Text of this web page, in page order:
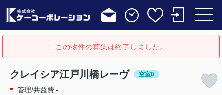
この物件の募集は終了しました。
クレイシア江戸川橋レーヴ 空室0
- 管理/共益費 -